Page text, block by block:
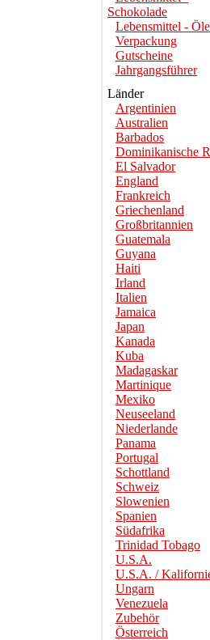
Schokolade
Lebensmittel - Öle
Verpackung
Gutscheine
Jahrgangsführer
Länder
Argentinien
Australien
Barbados
Dominikanische
El Salvador
England
Frankreich
Griechenland
Großbritannien
Guatemala
Guyana
Haiti
Irland
Italien
Jamaica
Japan
Kanada
Kuba
Madagaskar
Martinique
Mexiko
Neuseeland
Niederlande
Panama
Portugal
Schottland
Schweiz
Slowenien
Spanien
Südafrika
Trinidad Tobago
U.S.A.
U.S.A. /
Ungarn
Venezuela
Zubehör
Österreich